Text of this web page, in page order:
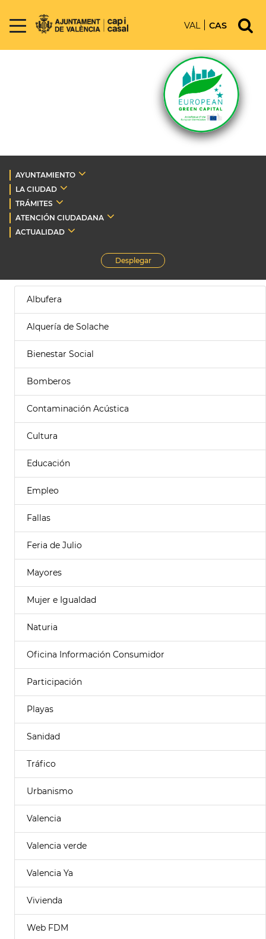
VAL CAS
AYUNTAMIENTO
LA CIUDAD
TRÁMITES
ATENCIÓN CIUDADANA
ACTUALIDAD
Desplegar
Albufera
Alquería de Solache
Bienestar Social
Bomberos
Contaminación Acústica
Cultura
Educación
Empleo
Fallas
Feria de Julio
Mayores
Mujer e Igualdad
Naturia
Oficina Información Consumidor
Participación
Playas
Sanidad
Tráfico
Urbanismo
Valencia
Valencia verde
Valencia Ya
Vivienda
Web FDM